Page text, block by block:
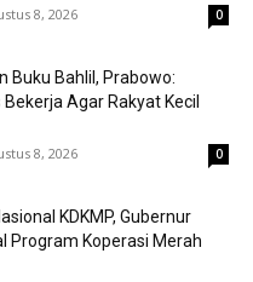
8, 2026 0
Buku Bahlil, Prabowo:
Agar Rakyat Kecil
8, 2026 0
KDKMP, Gubernur
Program Koperasi Merah